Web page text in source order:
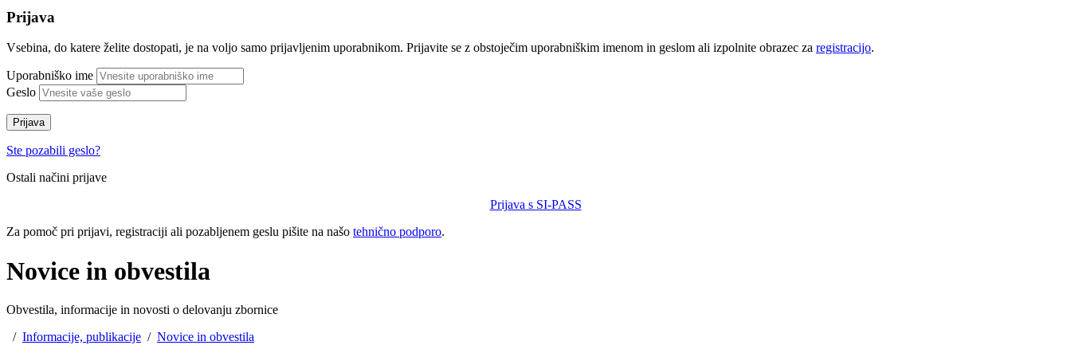
Prijava
Vsebina, do katere želite dostopati, je na voljo samo prijavljenim uporabnikom. Prijavite se z obstoječim uporabniškim imenom in geslom ali izpolnite obrazec za registracijo.
Uporabniško ime
Geslo
Prijava
Ste pozabili geslo?
Ostali načini prijave
Prijava s SI-PASS
Za pomoč pri prijavi, registraciji ali pozabljenem geslu pišite na našo tehnično podporo.
Novice in obvestila
Obvestila, informacije in novosti o delovanju zbornice
/ Informacije, publikacije / Novice in obvestila